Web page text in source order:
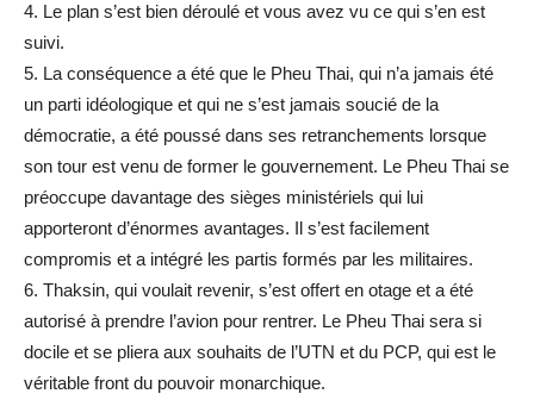
4. Le plan s’est bien déroulé et vous avez vu ce qui s’en est
suivi.
5. La conséquence a été que le Pheu Thai, qui n’a jamais été
un parti idéologique et qui ne s’est jamais soucié de la
démocratie, a été poussé dans ses retranchements lorsque
son tour est venu de former le gouvernement. Le Pheu Thai se
préoccupe davantage des sièges ministériels qui lui
apporteront d’énormes avantages. Il s’est facilement
compromis et a intégré les partis formés par les militaires.
6. Thaksin, qui voulait revenir, s’est offert en otage et a été
autorisé à prendre l’avion pour rentrer. Le Pheu Thai sera si
docile et se pliera aux souhaits de l’UTN et du PCP, qui est le
véritable front du pouvoir monarchique.